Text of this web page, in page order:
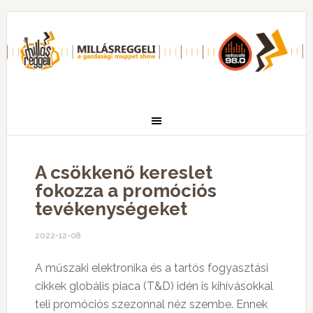
A csökkenő kereslet
fokozza a promóciós
tevékenységeket
2022-12-08
A műszaki elektronika és a tartós fogyasztási
cikkek globális piaca (T&D) idén is kihívásokkal
teli promóciós szezonnal néz szembe. Ennek